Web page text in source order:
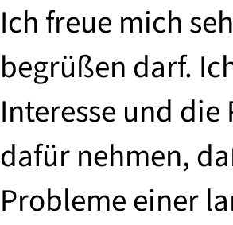
Ich freue mich
begrüßen darf.
Interesse und
dafür nehmen,
Probleme einer